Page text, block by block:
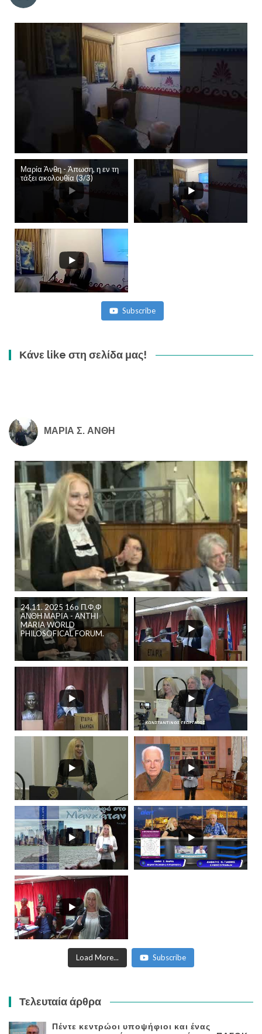
Μαρία Άνθη - Άπωση, η εν τη
τάξει ακολουθία (3/3)
Subscribe
Κάνε like στη σελίδα μας!
ΜΑΡΙΑ Σ. ΑΝΘΗ
24.11. 2025 16o Π.Φ.Φ
ΑΝΘΗ ΜΑΡΙΑ - ANTHI
MARIA WORLD
PHILOSOFICAL FORUM.
Load More... Subscribe
Τελευταία άρθρα
Πέντε κεντρώοι υποψήφιοι και ένας